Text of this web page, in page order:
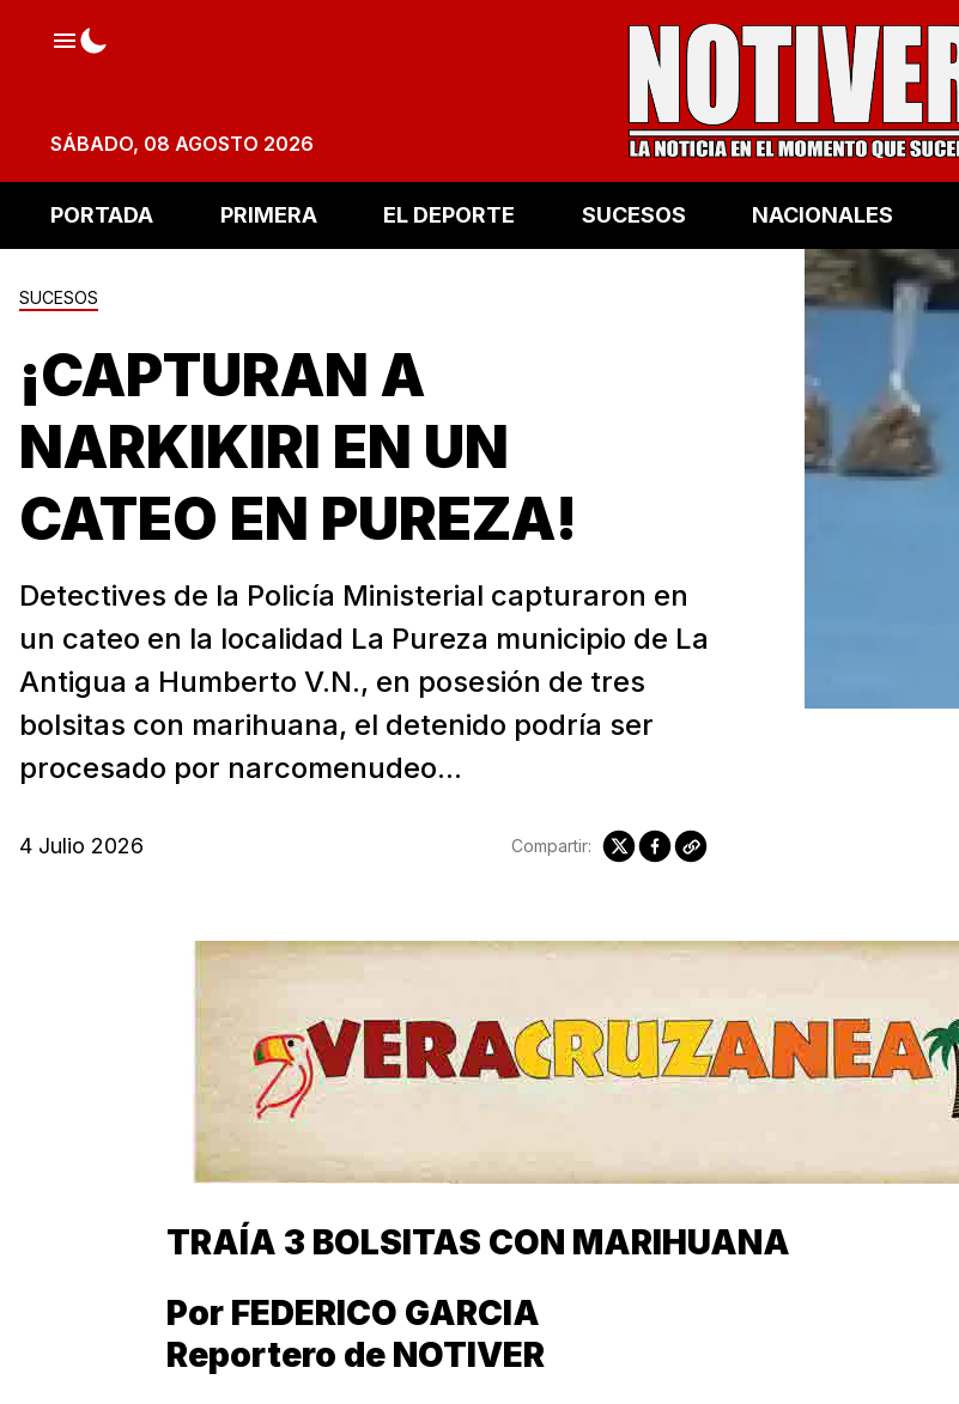
SÁBADO, 08 AGOSTO 2026
PORTADA PRIMERA EL DEPORTE SUCESOS NACIONALES
SUCESOS
¡CAPTURAN A
NARKIKIRI EN UN
CATEO EN PUREZA!
Detectives de la Policía Ministerial capturaron en
un cateo en la localidad La Pureza municipio de La
Antigua a Humberto V.N., en posesión de tres
bolsitas con marihuana, el detenido podría ser
procesado por narcomenudeo...
4 Julio 2026 Compartir:
TRAÍA 3 BOLSITAS CON MARIHUANA
Por FEDERICO GARCIA
Reportero de NOTIVER